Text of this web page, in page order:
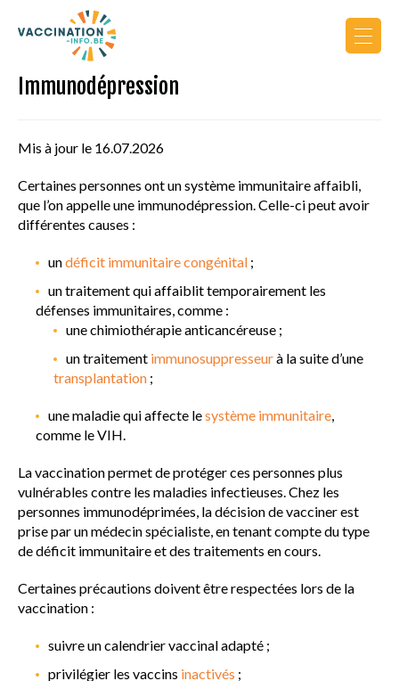
Actualités
Vers le site PRO
AU COURS DE LA VIE
PRINCIPES DE VACCINATION
VACCINATION EN PRATIQUE
MALADIES ET VACCINS
AUTRES RESSOURCES
LEXIQUE
Immunodépression
Mis à jour le 16.07.2026
Certaines personnes ont un système immunitaire affaibli,
que l’on appelle une immunodépression. Celle-ci peut avoir
différentes causes :
undéficit immunitairecongénital ;
un traitement qui affaiblit temporairement les
défenses immunitaires, comme :
une chimiothérapie anticancéreuse ;
un traitement immunosuppresseurà la suite d’une
transplantation ;
une maladie qui affecte lesystème immunitaire,
comme le VIH.
La vaccination permet de protéger ces personnes plus
vulnérables contre les maladies infectieuses. Chez les
personnes immunodéprimées, la décision de vacciner est
prise par un médecin spécialiste, en tenant compte du type
de déficit immunitaire et des traitements en cours.
Certaines précautions doivent être respectées lors de la
vaccination :
suivre un calendrier vaccinal adapté ;
privilégier les vaccins inactivés ;